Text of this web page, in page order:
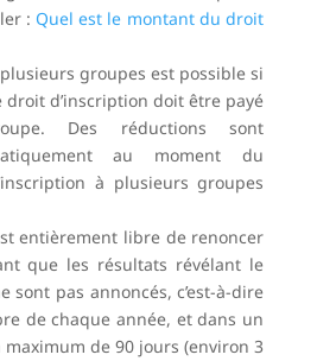
: Quel est le montant du droit
groupes est possible si
droit d’inscription doit être payé
Des réductions sont
au moment du
à plusieurs groupes
entièrement libre de renoncer
que les résultats révélant le
sont pas annoncés, c’est-à-dire
de chaque année, et dans un
de 90 jours (environ 3